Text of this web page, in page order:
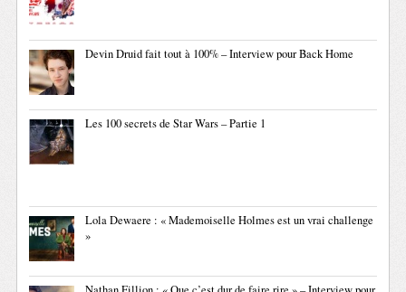
Devin Druid fait tout à 100% – Interview pour Back Home
Les 100 secrets de Star Wars – Partie 1
Lola Dewaere : « Mademoiselle Holmes est un vrai challenge
»